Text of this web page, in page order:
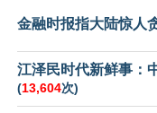
金融时报指大陆惊人
江泽民时代新鲜事：
(13,604次)